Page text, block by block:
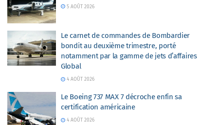
5 AOÛT 2026
Le carnet de commandes de Bombardier
bondit au deuxième trimestre, porté
notamment par la gamme de jets d’affaires
Global
4 AOÛT 2026
Le Boeing 737 MAX 7 décroche enfin sa
certification américaine
4 AOÛT 2026